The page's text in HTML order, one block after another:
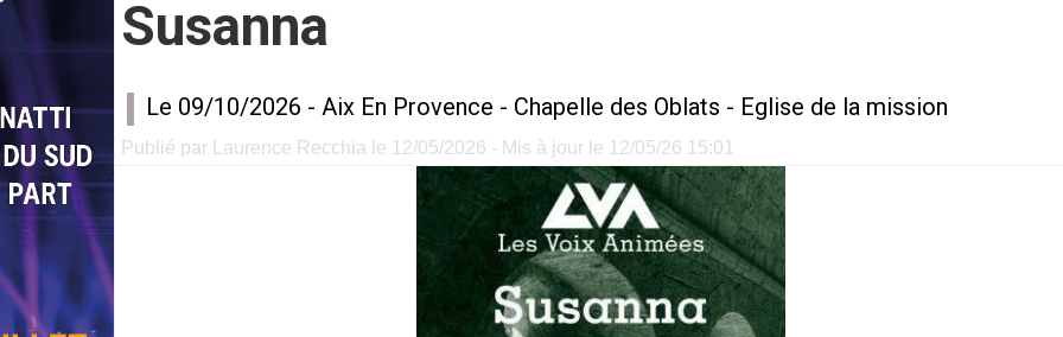
Susanna
Le 09/10/2026 - Aix En Provence - Chapelle des Oblats - Eglise de la mission
Publié par Laurence Recchia le 12/05/2026 - Mis à jour le 12/05/26 15:01